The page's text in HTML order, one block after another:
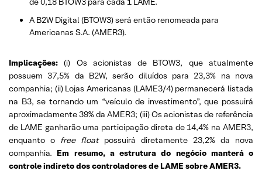
A B2W Digital (BTOW3) será então renomeada para
Americanas S.A. (AMER3).
Implicações: (i) Os acionistas de BTOW3, que atualmente
possuem 37,5% da B2W, serão diluídos para 23,3% na nova
companhia; (ii) Lojas Americanas (LAME3/4) permanecerá listada
na B3, se tornando um “veículo de investimento”, que possuirá
aproximadamente 39% da AMER3; (iii) Os acionistas de referência
de LAME ganharão uma participação direta de 14,4% na AMER3,
enquanto o free floatpossuirá diretamente 23,2% da nova
companhia. Em resumo, a estrutura do negócio manterá o
controle indireto dos controladores de LAME sobre AMER3.